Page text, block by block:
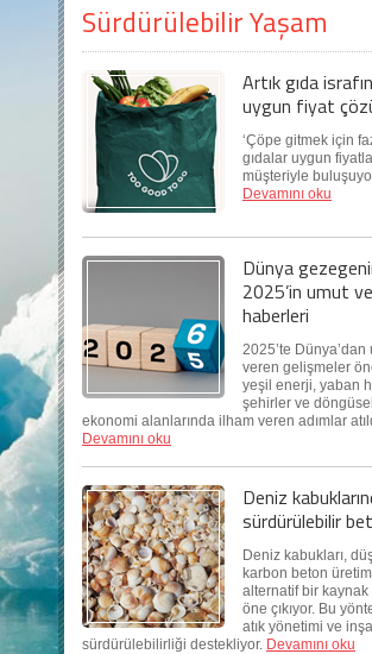
Sürdürülebilir Yaşam
Artık gıda
uygun fiyat
‘Çöpe gitmek için
gıdalar uygun fiyatla
müşteriyle
Devamını oku
Dünya
2025’in umut
haberleri
2025’te Dünya’dan
veren gelişmeler
yeşil enerji, yaban
şehirler ve döngüsel
ekonomi alanlarında ilham veren adımlar
Devamını oku
Deniz
sürdürülebilir
Deniz kabukları,
karbon beton
alternatif bir kaynak
öne çıkıyor. Bu
atık yönetimi ve
sürdürülebilirliği destekliyor. Devamını oku